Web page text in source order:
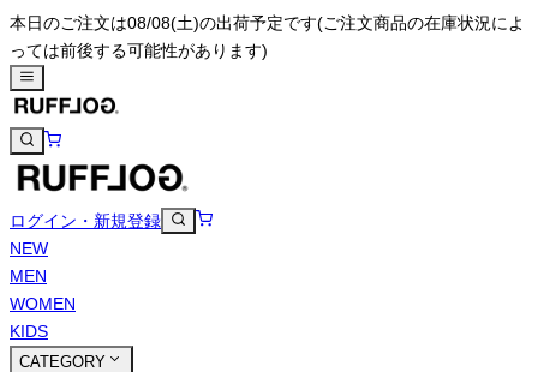
本日のご注文は08/08(土)の出荷予定です(ご注文商品の在庫状況によ
っては前後する可能性があります)
ログイン・新規登録
NEW
MEN
WOMEN
KIDS
CATEGORY